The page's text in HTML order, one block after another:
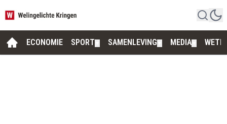
ECONOMIE SPORT SAMENLEVING MEDIA